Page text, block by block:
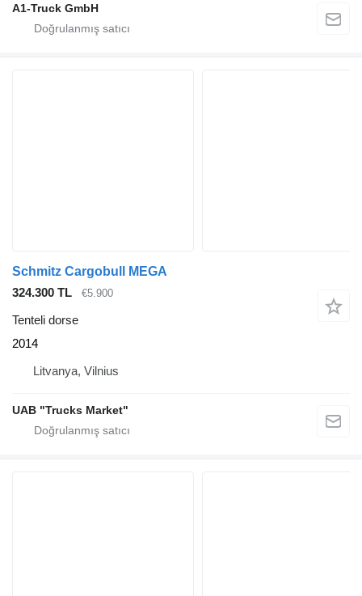
A1-Truck GmbH
Schmitz Cargobull MEGA
324.300 TL
€5.900
Tenteli dorse
2014
Litvanya, Vilnius
UAB "Trucks Market"